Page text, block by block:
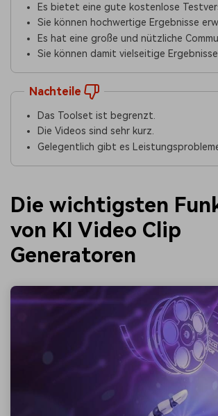
Es bietet eine gute kostenlose
Sie können hochwertige Ergebnisse
Es hat eine große und nützliche
Sie können damit vielseitige Ergebnisse
Nachteile
Das Toolset ist begrenzt.
Die Videos sind sehr kurz.
Gelegentlich gibt es
Die wichtigsten
von KI Video Clip
Generatoren